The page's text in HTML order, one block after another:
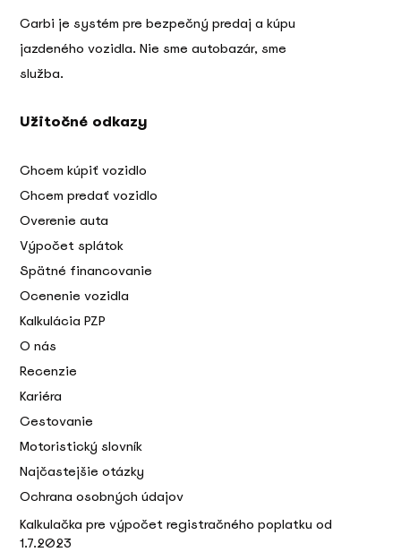
Carbi je systém pre bezpečný predaj a kúpu
jazdeného vozidla. Nie sme autobazár, sme
služba.
Užitočné odkazy
Chcem kúpiť vozidlo
Chcem predať vozidlo
Overenie auta
Výpočet splátok
Spätné financovanie
Ocenenie vozidla
Kalkulácia PZP
O nás
Recenzie
Kariéra
Cestovanie
Motoristický slovník
Najčastejšie otázky
Ochrana osobných údajov
Kalkulačka pre výpočet registračného poplatku od
1.7.2023